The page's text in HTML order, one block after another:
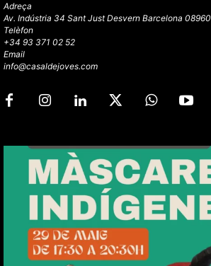
Adreça
Av. Indústria 34 Sant Just Desvern Barcelona 08960
Telèfon
+34 93 371 02 52
Email
info@casaldejoves.com